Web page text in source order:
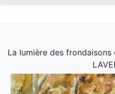
La lumière des